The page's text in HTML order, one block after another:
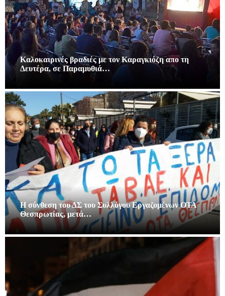
Καλοκαιρινές βραδιές με τον Καραγκιόζη απο τη
Δευτέρα, σε Παραμυθιά…
Η σύνθεση του ΔΣ του Συλλόγου Εργαζομένων ΟΤΑ
Θεσπρωτίας, μετά…